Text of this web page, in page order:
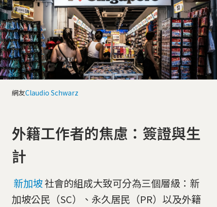
網友Claudio Schwarz
外籍工作者的焦慮：簽證與生
計
新加坡社會的組成大致可分為三個層級：新
加坡公民（SC）、永久居民（PR）以及外籍